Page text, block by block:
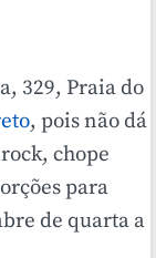
329, Praia do
, pois não dá
chope
para
de quarta a